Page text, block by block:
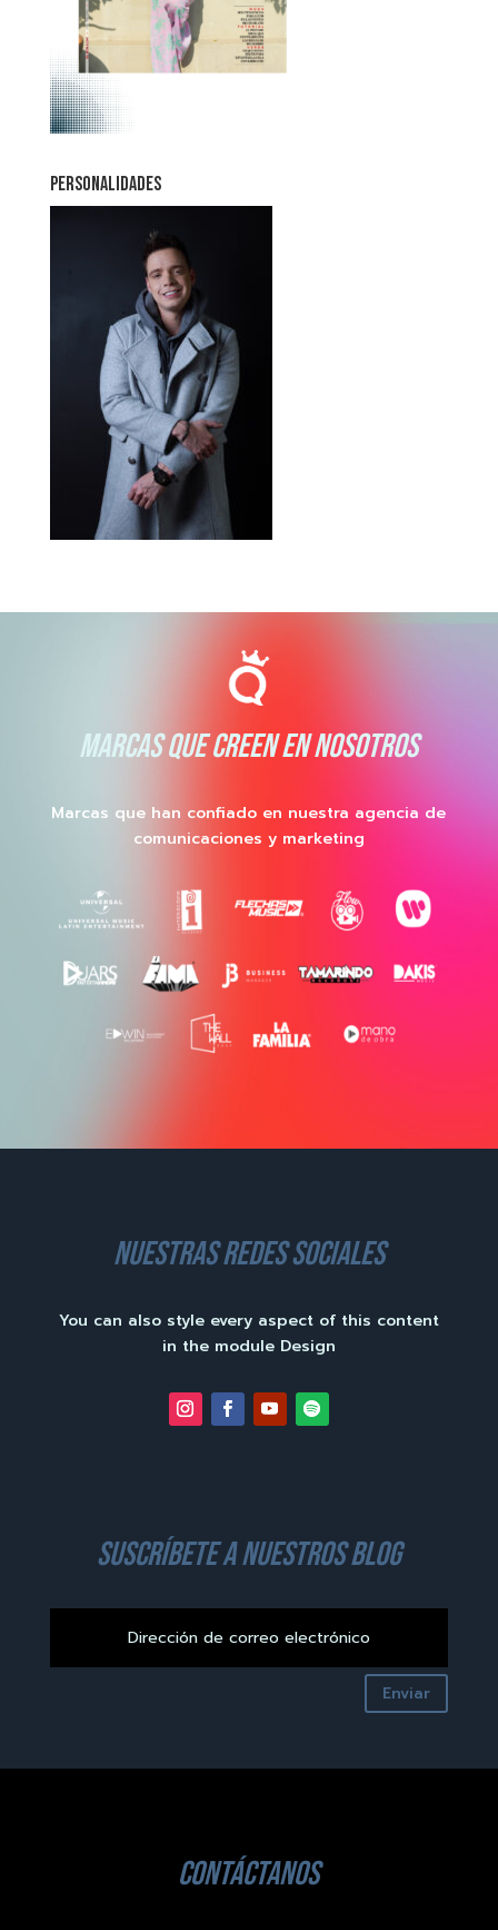
PERSONALIDADES
MARCAS QUE CREEN EN NOSOTROS
Marcas que han confiado en nuestra agencia de
comunicaciones y marketing
nuestras redes sociales
You can also style every aspect of this content
in the module Design
suscríbete a nuestros blog
Enviar
contáctanos